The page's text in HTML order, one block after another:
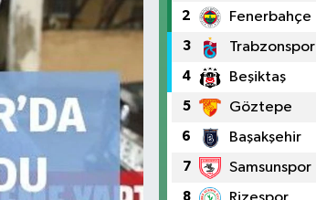
2 Fenerbahçe
3 Trabzonspor
4 Beşiktaş
5 Göztepe
6 Başakşehir
7 Samsunspor
8